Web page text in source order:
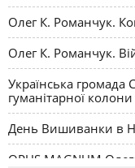
Олег К. Романчук.
Олег К. Романчук.
Українська
гуманітарної
День Вишиванки в
OPUS MAGNUM